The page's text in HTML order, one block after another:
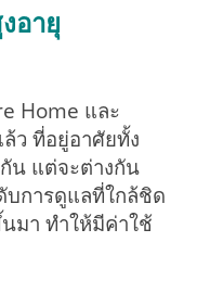
อายุ
Home และ
ว ที่อยู่อาศัยทั้ง
น แต่จะต่างกัน
บการดูแลที่ใกล้ชิด
มา ทำให้มีค่าใช้